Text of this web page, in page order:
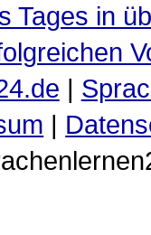
Tages in
|
|